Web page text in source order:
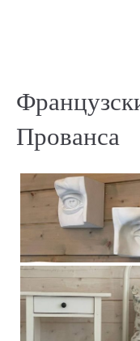
Прованса